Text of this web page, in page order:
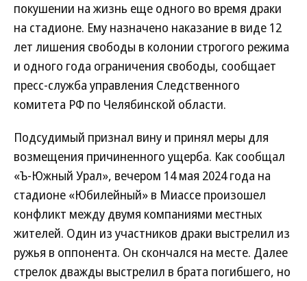
покушении на жизнь еще одного во время драки
на стадионе. Ему назначено наказание в виде 12
лет лишения свободы в колонии строгого режима
и одного года ограничения свободы, сообщает
пресс-служба управления Следственного
комитета РФ по Челябинской области.
Подсудимый признал вину и принял меры для
возмещения причиненного ущерба. Как сообщал
«Ъ-Южный Урал», вечером 14 мая 2024 года на
стадионе «Юбилейный» в Миассе произошел
конфликт между двумя компаниями местных
жителей. Один из участников драки выстрелил из
ружья в оппонента. Он скончался на месте. Далее
стрелок дважды выстрелил в брата погибшего, но